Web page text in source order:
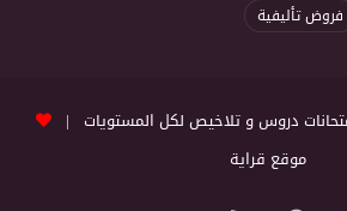
فروض تأليفية
موقع قراية